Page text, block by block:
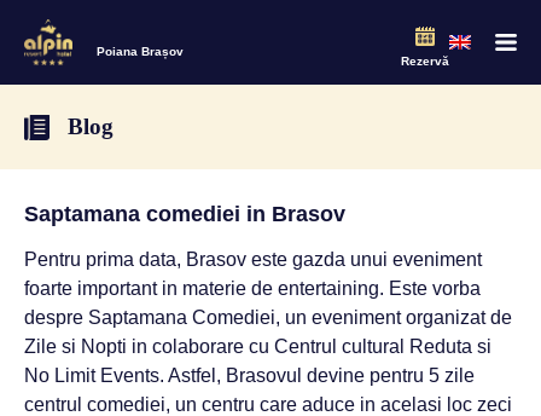
Poiana Brașov
Rezervă
Blog
Saptamana comediei in Brasov
Pentru prima data, Brasov este gazda unui eveniment
foarte important in materie de entertaining. Este vorba
despre Saptamana Comediei, un eveniment organizat de
Zile si Nopti in colaborare cu Centrul cultural Reduta si
No Limit Events. Astfel, Brasovul devine pentru 5 zile
centrul comediei, un centru care aduce in acelasi loc zeci